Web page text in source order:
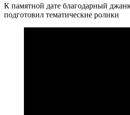
К памятной дате благодарный
подготовил тематические ролики